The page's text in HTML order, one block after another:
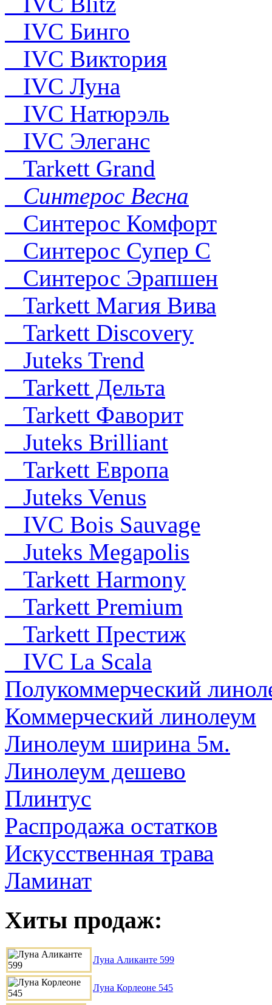
IVC Бинго
IVC Виктория
IVC Луна
IVC Натюрэль
IVC Элеганс
Tarkett Grand
Синтерос Весна
Синтерос Комфорт
Синтерос Супер С
Синтерос Эрапшен
Tarkett Магия Вива
Tarkett Discovery
Juteks Trend
Tarkett Дельта
Tarkett Фаворит
Juteks Brilliant
Tarkett Европа
Juteks Venus
IVC Bois Sauvage
Juteks Megapolis
Tarkett Harmony
Tarkett Premium
Tarkett Престиж
IVC La Scala
Полукоммерческий
Коммерческий линолеум
Линолеум ширина 5м.
Линолеум дешево
Плинтус
Распродажа остатков
Искусственная трава
Ламинат
Хиты продаж:
Луна Аликанте 599
Луна Корлеоне 545